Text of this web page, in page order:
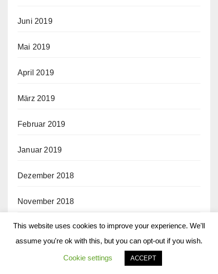
Juni 2019
Mai 2019
April 2019
März 2019
Februar 2019
Januar 2019
Dezember 2018
November 2018
Oktober 2018
This website uses cookies to improve your experience. We'll
assume you're ok with this, but you can opt-out if you wish.
Cookie settings ACCEPT